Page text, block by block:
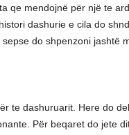
qe mendojnë për një te
dashurie e cila do
do shpenzoni jashtë
te dashuruarit. Here do
Për beqaret do jete